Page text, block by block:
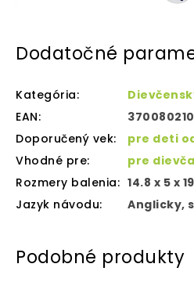
Dodatočné
Kategória:
EAN:
Doporučený vek:
pre deti
Vhodné pre:
pre
Rozmery balenia: 14.8 x 5 x
Jazyk návodu: Anglicky,